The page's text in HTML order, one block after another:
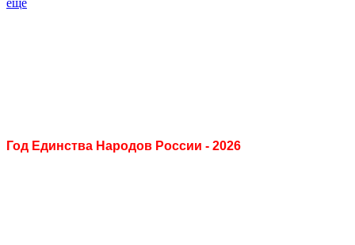
ещё
Год Единства Народов России - 2026